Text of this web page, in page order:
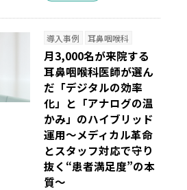
導入事例 耳鼻咽喉科
月3,000名が来院する
耳鼻咽喉科医師が選ん
だ「デジタルの効率
化」と「アナログの温
かみ」のハイブリッド
運用～メディカル革命
とスタッフ対応で守り
抜く“患者満足度”の本
質～